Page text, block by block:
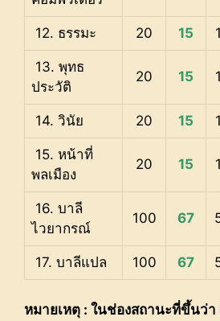
12. ธรรมะ 20 15
13. พุทธ
ประวัติ
20 15
14. วินัย 20 15
15. หน้าที่
พลเมือง
20 15
16. บาลี
ไวยากรณ์
100 67
17. บาลีแปล 100 67
หมายเหตุ : ในช่องสถานะที่ขึ้นว่า